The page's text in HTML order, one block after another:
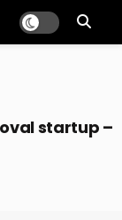
startup –